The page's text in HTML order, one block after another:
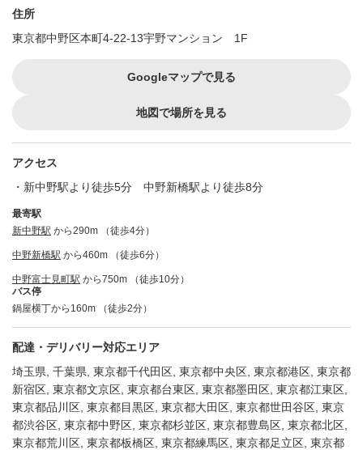
住所
東京都中野区本町4-22-13宇野マンション 1F
Googleマップで見る
地図で場所を見る
アクセス
・新中野駅より徒歩5分 中野新橋駅より徒歩8分
最寄駅
新中野駅 から290m （徒歩4分）
中野新橋駅 から460m （徒歩6分）
中野富士見町駅 から750m （徒歩10分）
バス停
鍋屋横丁から160m （徒歩2分）
配達・デリバリー対応エリア
埼玉県, 千葉県, 東京都千代田区, 東京都中央区, 東京都港区, 東京都
新宿区, 東京都文京区, 東京都台東区, 東京都墨田区, 東京都江東区,
東京都品川区, 東京都目黒区, 東京都大田区, 東京都世田谷区, 東京
都渋谷区, 東京都中野区, 東京都杉並区, 東京都豊島区, 東京都北区,
東京都荒川区, 東京都板橋区, 東京都練馬区, 東京都足立区, 東京都